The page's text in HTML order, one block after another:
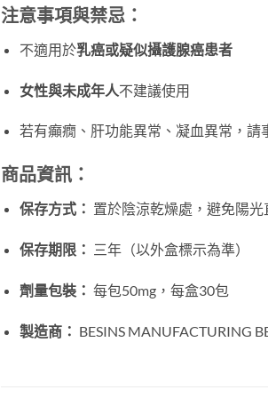
注意事項與禁忌：
不適用於乳癌或疑似攝護腺癌患者
女性與未成年人不建議使用
若有癲癇、肝功能異常、凝血異常，請
商品資訊：
保存方式： 置於陰涼乾燥處，避免陽光
保存期限： 三年（以外盒標示為準）
劑量包裝： 每包50mg，每盒30包
製造商： BESINS MANUFACTURING